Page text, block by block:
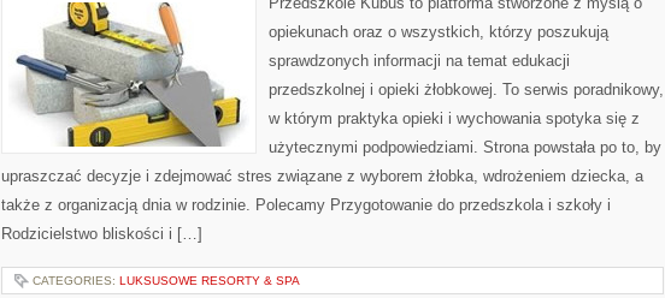
opiekunach oraz o wszystkich, którzy poszukują
sprawdzonych informacji na temat edukacji
przedszkolnej i opieki żłobkowej. To serwis poradnikowy,
w którym praktyka opieki i wychowania spotyka się z
użytecznymi podpowiedziami. Strona powstała po to, by
upraszczać decyzje i zdejmować stres związane z wyborem żłobka, wdrożeniem dziecka, a
także z organizacją dnia w rodzinie. Polecamy Przygotowanie do przedszkola i szkoły i
Rodzicielstwo bliskości i […]
CATEGORIES: LUKSUSOWE RESORTY & SPA